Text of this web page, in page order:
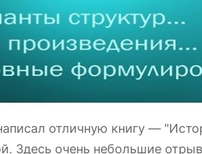
отличную книгу —
Здесь очень небольшие